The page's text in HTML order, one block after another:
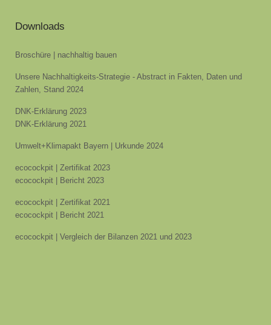
Downloads
Broschüre | nachhaltig bauen
Unsere Nachhaltigkeits-Strategie - Abstract in Fakten, Daten und
Zahlen, Stand 2024
DNK-Erklärung 2023
DNK-Erklärung 2021
Umwelt+Klimapakt Bayern | Urkunde 2024
ecocockpit | Zertifikat 2023
ecocockpit | Bericht 2023
ecocockpit | Zertifikat 2021
ecocockpit | Bericht 2021
ecocockpit | Vergleich der Bilanzen 2021 und 2023